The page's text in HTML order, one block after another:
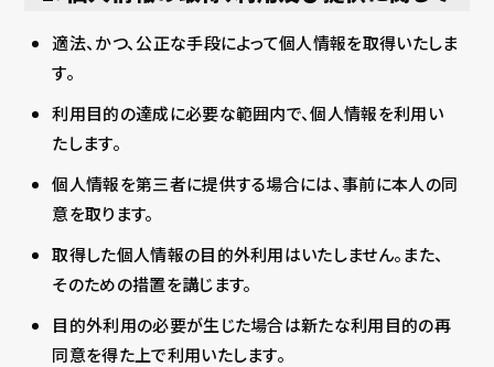
適法、かつ、公正な手段によって個人情報を取得いたしま
す。
利用目的の達成に必要な範囲内で、個人情報を利用い
たします。
個人情報を第三者に提供する場合には、事前に本人の同
意を取ります。
取得した個人情報の目的外利用はいたしません。また、
そのための措置を講じます。
目的外利用の必要が生じた場合は新たな利用目的の再
同意を得た上で利用いたします。